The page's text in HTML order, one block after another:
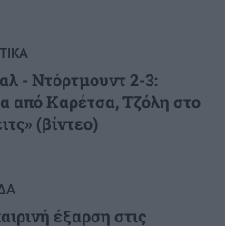
- Ντόρτμουντ 2-3:
από Καρέτσα, Τζόλη στο
(βίντεο)
έξαρση στις